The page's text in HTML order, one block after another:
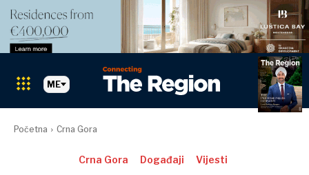
Pretraži The Region
ME
Početna Crna Gora
Crna Gora Događaji Vijesti